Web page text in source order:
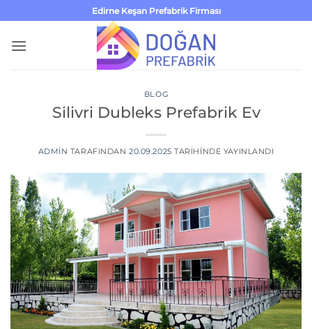
atla
Edirne Keşan Prefabrik Firması
BLOG
Silivri Dubleks Prefabrik Ev
ADMIN TARAFINDAN 20.09.2025 TARIHINDE YAYINLANDI